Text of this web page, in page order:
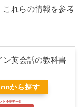
これらの情報を参考
ン英会話の教科書
から探す